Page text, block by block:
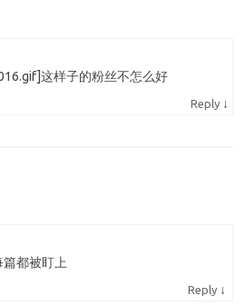
这样子的粉丝不怎么好
Reply ↓
都被盯上
Reply ↓